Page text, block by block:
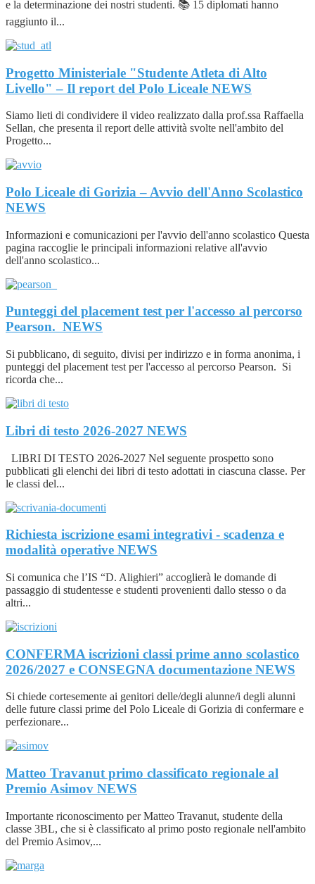
e la determinazione dei nostri studenti. 📚 15 diplomati hanno
raggiunto il...
Progetto Ministeriale "Studente Atleta di Alto
Livello" – Il report del Polo Liceale NEWS
Siamo lieti di condividere il video realizzato dalla prof.ssa Raffaella
Sellan, che presenta il report delle attività svolte nell'ambito del
Progetto...
Polo Liceale di Gorizia – Avvio dell'Anno Scolastico
NEWS
Informazioni e comunicazioni per l'avvio dell'anno scolastico Questa
pagina raccoglie le principali informazioni relative all'avvio
dell'anno scolastico...
Punteggi del placement test per l'accesso al percorso
Pearson. NEWS
Si pubblicano, di seguito, divisi per indirizzo e in forma anonima, i
punteggi del placement test per l'accesso al percorso Pearson. Si
ricorda che...
Libri di testo 2026-2027 NEWS
LIBRI DI TESTO 2026-2027 Nel seguente prospetto sono
pubblicati gli elenchi dei libri di testo adottati in ciascuna classe. Per
le classi del...
Richiesta iscrizione esami integrativi - scadenza e
modalità operative NEWS
Si comunica che l’IS “D. Alighieri” accoglierà le domande di
passaggio di studentesse e studenti provenienti dallo stesso o da
altri...
CONFERMA iscrizioni classi prime anno scolastico
2026/2027 e CONSEGNA documentazione NEWS
Si chiede cortesemente ai genitori delle/degli alunne/i degli alunni
delle future classi prime del Polo Liceale di Gorizia di confermare e
perfezionare...
Matteo Travanut primo classificato regionale al
Premio Asimov NEWS
Importante riconoscimento per Matteo Travanut, studente della
classe 3BL, che si è classificato al primo posto regionale nell'ambito
del Premio Asimov,...